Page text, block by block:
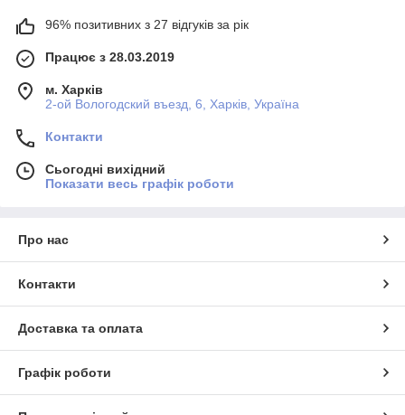
96% позитивних з 27 відгуків за рік
Працює з 28.03.2019
м. Харків
2-ой Вологодский въезд, 6, Харків, Україна
Контакти
Сьогодні вихідний
Показати весь графік роботи
Про нас
Контакти
Доставка та оплата
Графік роботи